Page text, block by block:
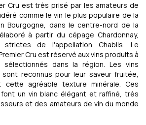
Cru est très prisé par les amateurs de
comme le vin le plus populaire de la
Bourgogne, dans le centre-nord de la
à partir du cépage Chardonnay,
de l'appellation Chablis. Le
Cru est réservé aux vins produits à
dans la région. Les vins
sont reconnus pour leur saveur fruitée,
agréable texture minérale. Ces
un vin blanc élégant et raffiné, très
et des amateurs de vin du monde